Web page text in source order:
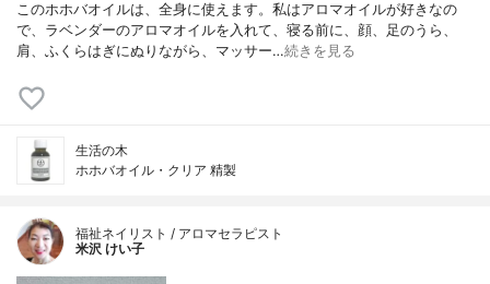
このホホバオイルは、全身に使えます。私はアロマオイルが好きなの
で、ラベンダーのアロマオイルを入れて、寝る前に、顔、足のうら、
肩、ふくらはぎにぬりながら、マッサー…続きを見る
生活の木
ホホバオイル・クリア 精製
福祉ネイリスト / アロマセラピスト
米沢 けい子